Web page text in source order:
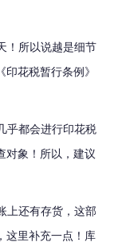
！所以说越是细节
花税暂行条例》
乎都会进行印花税
对象！所以，建议
上还有存货，这部
这里补充一点！库